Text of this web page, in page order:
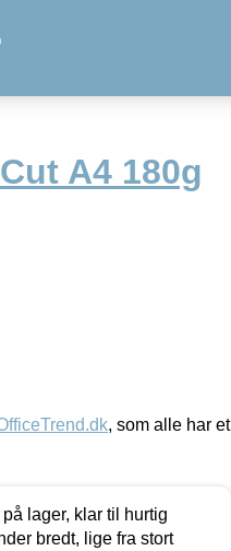
A4 180g
, som alle har et
lager, klar til hurtig
bredt, lige fra stort